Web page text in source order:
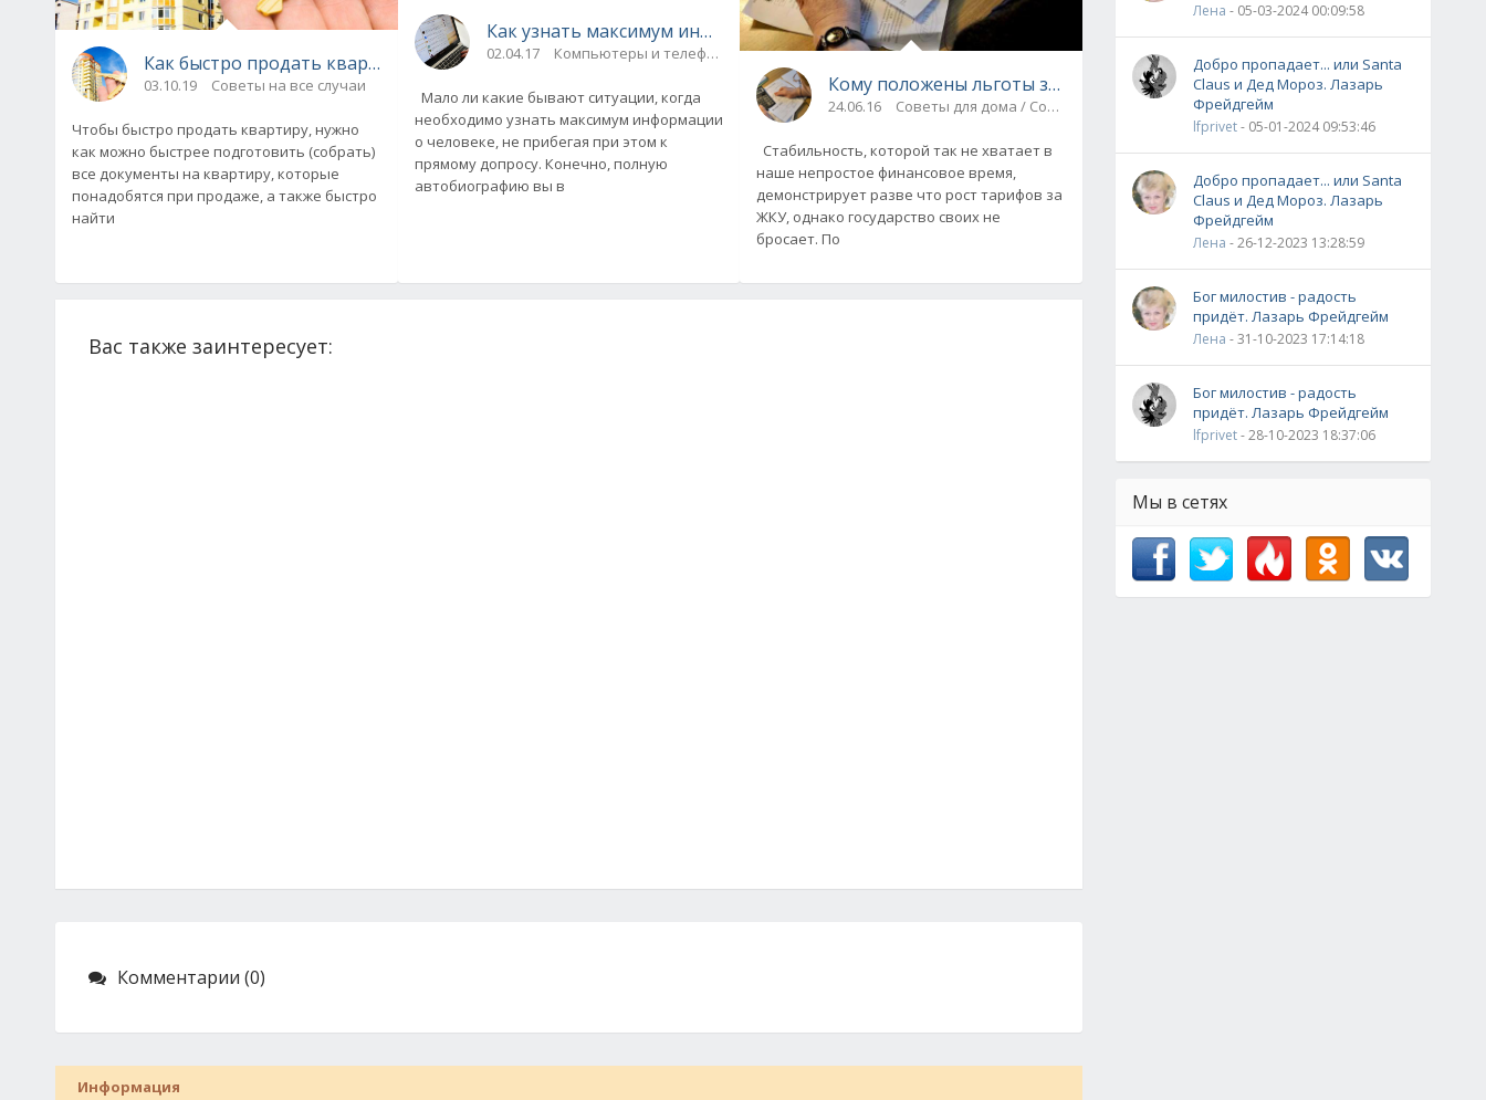
Как быстро продать квартиру - советы
03.10.19 Советы на все случаи
Чтобы быстро продать квартиру, нужно
как можно быстрее подготовить (собрать)
все документы на квартиру, которые
понадобятся при продаже, а также быстро
найти
Как узнать максимум информации о человеке в интернете
02.04.17 Компьютеры и телефоны / Советы на все случаи
Мало ли какие бывают ситуации, когда
необходимо узнать максимум информации
о человеке, не прибегая при этом к
прямому допросу. Конечно, полную
автобиографию вы в
Кому положены льготы за ЖКХ и как их получить?
24.06.16 Советы для дома / Советы на все случаи
Стабильность, которой так не хватает в
наше непростое финансовое время,
демонстрирует разве что рост тарифов за
ЖКУ, однако государство своих не
бросает. По
Вас также заинтересует:
Комментарии (0)
Информация
Лена - 05-03-2024 00:09:58
Добро пропадает... или Santa
Claus и Дед Мороз. Лазарь
Фрейдгейм
lfprivet- 05-01-2024 09:53:46
Добро пропадает... или Santa
Claus и Дед Мороз. Лазарь
Фрейдгейм
Лена - 26-12-2023 13:28:59
Бог милостив - радость
придёт. Лазарь Фрейдгейм
Лена - 31-10-2023 17:14:18
Бог милостив - радость
придёт. Лазарь Фрейдгейм
lfprivet- 28-10-2023 18:37:06
Мы в сетях